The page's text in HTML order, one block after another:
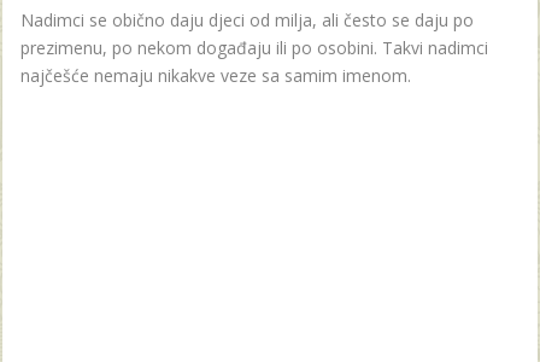
Nadimci se obično daju djeci od milja, ali često se daju po
prezimenu, po nekom događaju ili po osobini. Takvi nadimci
najčešće nemaju nikakve veze sa samim imenom.